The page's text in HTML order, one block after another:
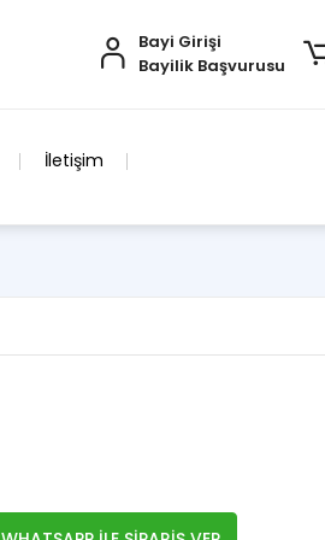
Bayi Girişi
Bayilik Başvurusu
İletişim